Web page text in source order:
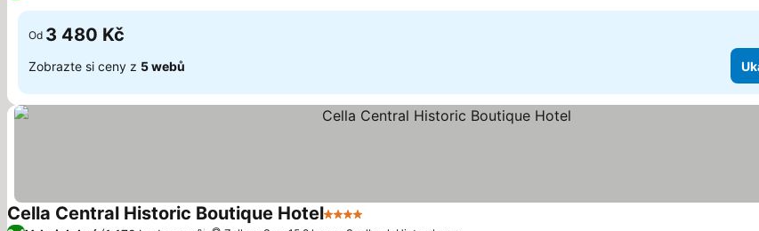
Od 3 480 Kč
Zobrazte si ceny z 5 webů
Cella Central Historic Boutique Hotel4 Počet hvězdiček